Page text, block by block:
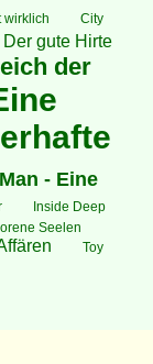
wirklich
City
Der gute Hirte
der
- Eine
Inside Deep
Seelen
Toy